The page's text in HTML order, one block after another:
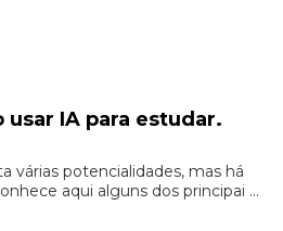
usar IA para estudar.
várias potencialidades, mas há
aqui alguns dos principai ...